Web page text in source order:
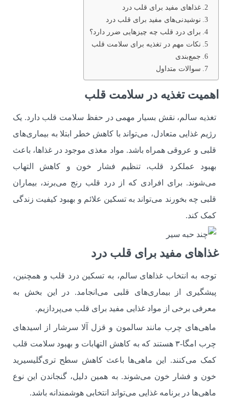
غذاهای مفید برای قلب درد
نوشیدنی‌های مفید برای قلب درد
برای درد قلب چه چیزهایی ضرر دارد؟
نکات مهم در تغذیه برای سلامت قلب
جمع‌بندی
سوالات متداول
اهمیت تغذیه در سلامت قلب
تغذیه سالم، نقش بسیار مهمی در حفظ سلامت قلب دارد. یک
رژیم غذایی متعادل، می‌تواند با کاهش خطر ابتلا به بیماری‌های
قلبی و عروقی همراه باشد. مواد مغذی موجود در غذاها، باعث
بهبود عملکرد قلب، تنظیم فشار خون و کاهش التهاب
می‌شوند. برای افرادی که از درد قلب رنج می‌برند، بیماران
قلبی چه بخورند می‌تواند به تسکین علائم و بهبود کیفیت زندگی
کمک کند.
غذاهای مفید برای قلب درد
توجه به انتخاب غذاهای سالم، به تسکین درد قلب و همچنین،
پیشگیری از بیماری‌های قلبی می‌انجامد. در این بخش به
معرفی برخی از مواد غذایی مفید برای قلب می‌پردازیم.
ماهی‌های چرب مانند سالمون و قزل آلا سرشار از اسیدهای
چرب امگا-۳ هستند که به کاهش التهابات و بهبود سلامت قلب
کمک می‌کنند. این ماهی‌ها باعث کاهش سطح تری‌گلیسیرید
خون و فشار خون می‌شوند. به همین دلیل، گنجاندن این نوع
ماهی‌ها در برنامه غذایی می‌تواند انتخابی هوشمندانه باشد.